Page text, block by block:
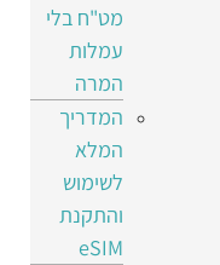
מט"ח בלי
עמלות
המרה
המדריך
המלא
לשימוש
והתקנת
eSIM